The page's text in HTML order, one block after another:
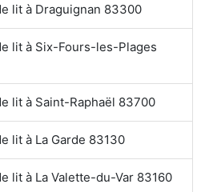
lit à Draguignan 83300
lit à Six-Fours-les-Plages
lit à Saint-Raphaël 83700
lit à La Garde 83130
lit à La Valette-du-Var 83160